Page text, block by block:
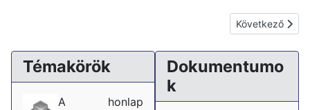
Következő
Következő
Témakörök
A honlap
Dokumentumo
k